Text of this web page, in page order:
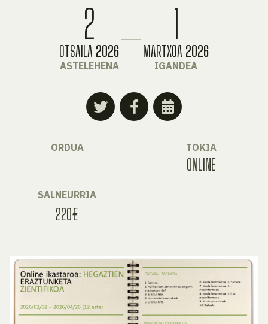
2
OTSAILA 2026
ASTELEHENA
1
MARTXOA 2026
IGANDEA
ORDUA TOKIA
ONLINE
SALNEURRIA
220€